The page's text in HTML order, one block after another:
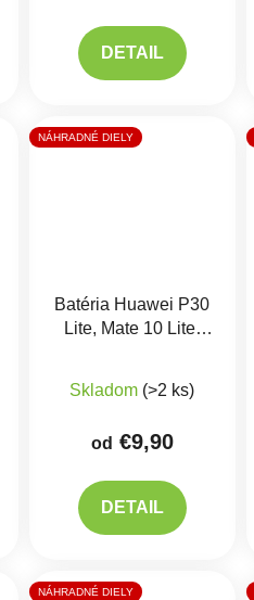
DETAIL
NÁHRADNÉ DIELY
Batéria Huawei P30
Lite, Mate 10 Lite,
Skladom (>2 ks)
od €9,90
DETAIL
NÁHRADNÉ DIELY